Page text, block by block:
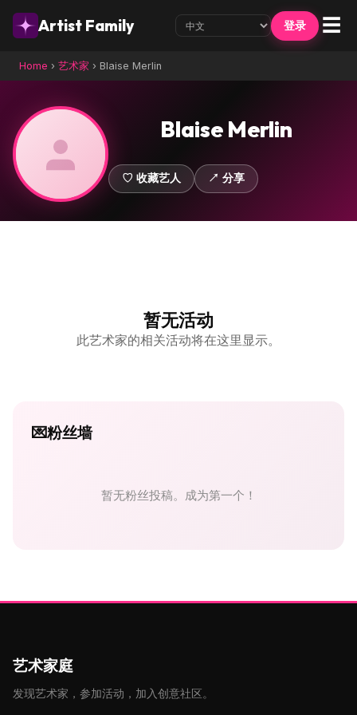
Artist Family 登录 ☰
Home › 艺术家 › Blaise Merlin
Blaise Merlin
♡ 收藏艺人 ↗ 分享
暂无活动
此艺术家的相关活动将在这里显示。
💌粉丝墙
暂无粉丝投稿。成为第一个！
艺术家庭
发现艺术家，参加活动，加入创意社区。